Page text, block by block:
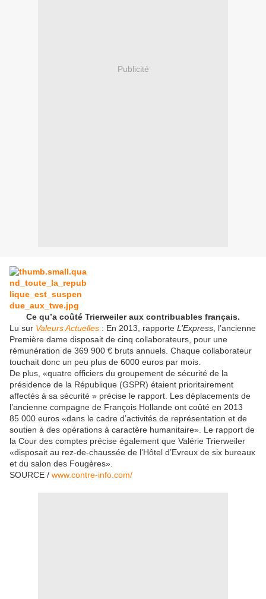
Publicité
Ce qu’a coûté Trierweiler aux contribuables français.
Lu sur Valeurs Actuelles : En 2013, rapporte L’Express , l’ancienne
Première dame disposait de cinq collaborateurs, pour une
rémunération de 369 900 € bruts annuels. Chaque collaborateur
touchait donc un peu plus de 6000 euros par mois.
De plus, «quatre officiers du groupement de sécurité de la
présidence de la République (GSPR) étaient prioritairement
affectés à sa sécurité » précise le rapport. Les déplacements de
l’ancienne compagne de François Hollande ont coûté en 2013
85 000 euros «dans le cadre d’activités de représentation et de
soutien à des opérations à caractère humanitaire». Le rapport de
la Cour des comptes précise également que Valérie Trierweiler
«disposait au rez-de-chaussée de l’Hôtel d’Evreux de six bureaux
et du salon des Fougères».
SOURCE / www.contre-info.com/